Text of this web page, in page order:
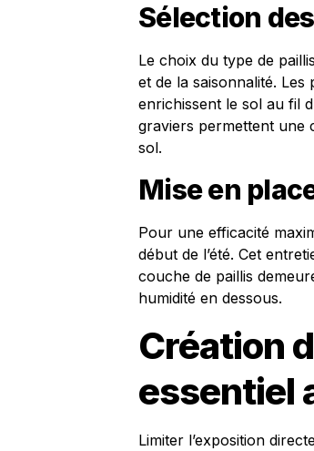
Sélection
Le choix du type de
et de la saisonnalité.
enrichissent le sol au fil
graviers permettent une
sol.
Mise en
Pour une efficacité
début de l’été. Cet
couche de paillis
humidité en dessous.
Création
essentiel
Limiter l’exposition